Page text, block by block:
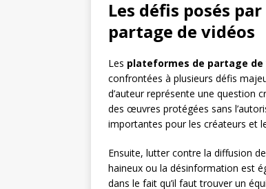
Les défis posés
partage de vidéos
Les plateformes de partage de
confrontées à plusieurs défis
d’auteur représente une question
des œuvres protégées sans
importantes pour les créateurs et
Ensuite, lutter contre la diffusion
haineux ou la désinformation est
dans le fait qu’il faut trouver un